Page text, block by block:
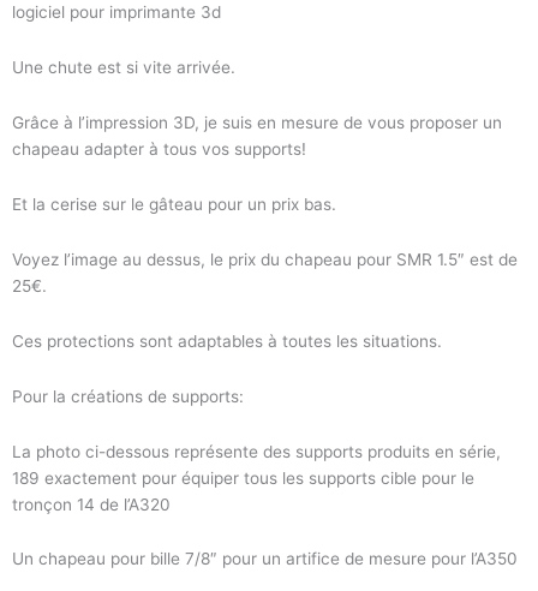
logiciel pour imprimante 3d
Une chute est si vite arrivée.
Grâce à l’impression 3D, je suis en mesure de vous proposer un
chapeau adapter à tous vos supports!
Et la cerise sur le gâteau pour un prix bas.
Voyez l’image au dessus, le prix du chapeau pour SMR 1.5″ est de
25€.
Ces protections sont adaptables à toutes les situations.
Pour la créations de supports:
La photo ci-dessous représente des supports produits en série,
189 exactement pour équiper tous les supports cible pour le
tronçon 14 de l’A320
Un chapeau pour bille 7/8″ pour un artifice de mesure pour l’A350